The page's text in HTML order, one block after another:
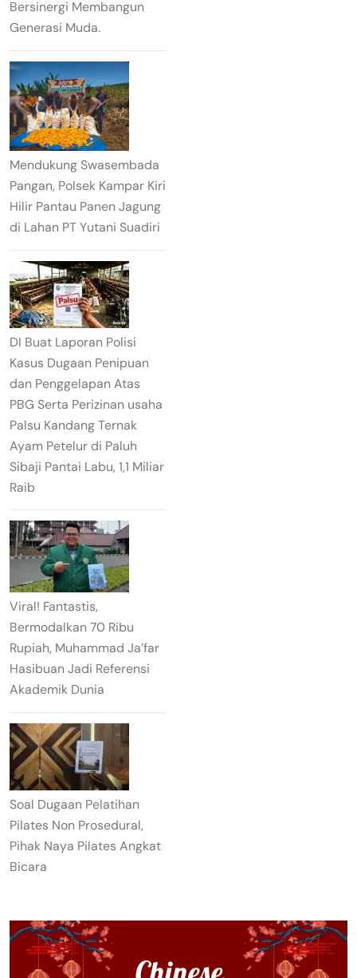
Bersinergi Membangun
Generasi Muda.
Mendukung Swasembada
Pangan, Polsek Kampar Kiri
Hilir Pantau Panen Jagung
di Lahan PT Yutani Suadiri
DI Buat Laporan Polisi
Kasus Dugaan Penipuan
dan Penggelapan Atas
PBG Serta Perizinan usaha
Palsu Kandang Ternak
Ayam Petelur di Paluh
Sibaji Pantai Labu, 1,1 Miliar
Raib
Viral! Fantastis,
Bermodalkan 70 Ribu
Rupiah, Muhammad Ja’far
Hasibuan Jadi Referensi
Akademik Dunia
Soal Dugaan Pelatihan
Pilates Non Prosedural,
Pihak Naya Pilates Angkat
Bicara